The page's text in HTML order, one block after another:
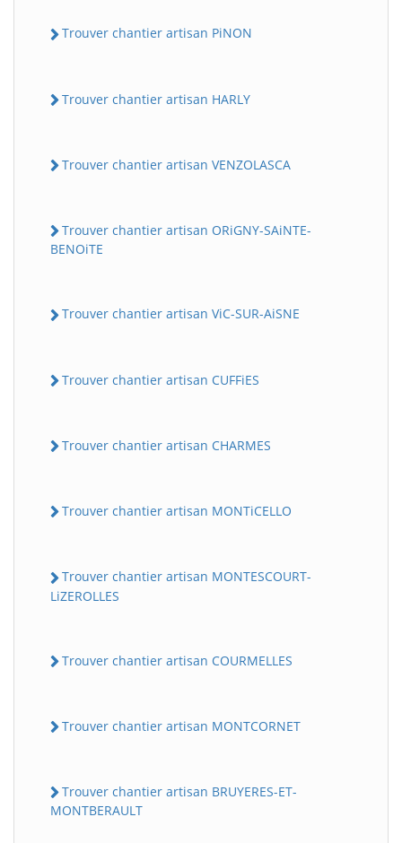
Trouver chantier artisan PiNON
Trouver chantier artisan HARLY
Trouver chantier artisan VENZOLASCA
Trouver chantier artisan ORiGNY-SAiNTE-
BENOiTE
Trouver chantier artisan ViC-SUR-AiSNE
Trouver chantier artisan CUFFiES
Trouver chantier artisan CHARMES
Trouver chantier artisan MONTiCELLO
Trouver chantier artisan MONTESCOURT-
LiZEROLLES
Trouver chantier artisan COURMELLES
Trouver chantier artisan MONTCORNET
Trouver chantier artisan BRUYERES-ET-
MONTBERAULT